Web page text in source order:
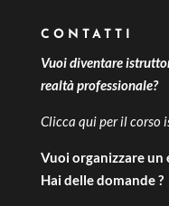
CONTATTI
Vuoi diventare
realtà professionale?
Clicca qui per ilcorso
Vuoi organizzare un
Hai delle domande ?